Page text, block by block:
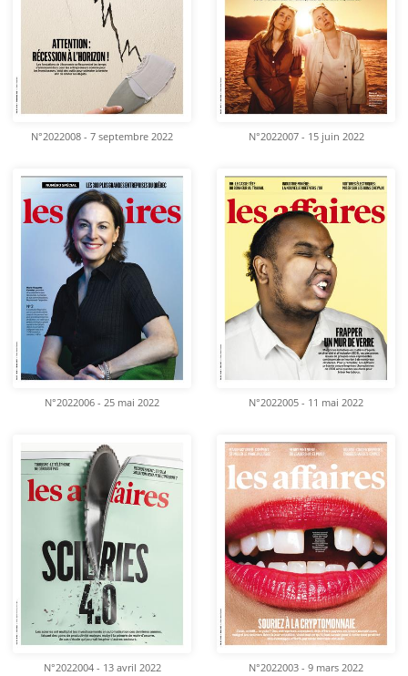
N°2022008 - 7 septembre 2022 N°2022007 - 15 juin 2022
N°2022006 - 25 mai 2022 N°2022005 - 11 mai 2022
N°2022004 - 13 avril 2022 N°2022003 - 9 mars 2022